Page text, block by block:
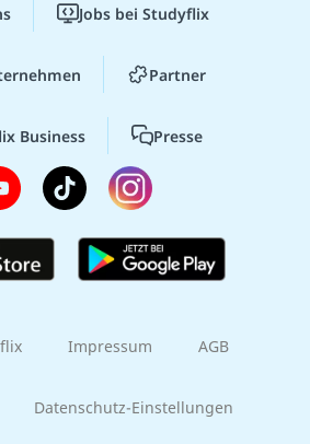
Jobs bei Studyflix
Partner
Business Presse
Impressum AGB
Datenschutz-Einstellungen